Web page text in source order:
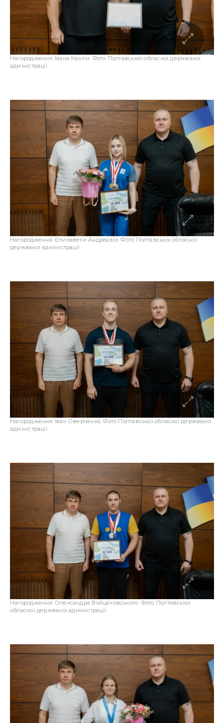
Нагородження Івана Криги. Фото Полтавської обласної держваної
адміністрації
Нагородження Єлизавети Андреєвої. Фото Полтавської обласної
держваної адміністрації
Нагородження Іван Оверченко. Фото Полтавської обласної держваної
адміністрації
Нагородження Олександра Войцеховського. Фото Полтавської
обласної держваної адміністрації